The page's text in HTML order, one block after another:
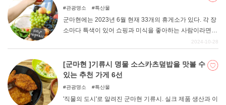
는 가게를 소개하니, 커피숍과 카페 탐방에 활용해보자.
관광명소 특산물
군마현에는 2023년 6월 현재 33개의 휴게소가 있다. 각 장
소마다 특색이 있어 쇼핑과 미식을 좋아하는 사람이라면
누구나 만족할 수 있을 것이다. 이번에는 그 중에서도 특히
함께 각각의 추천 맛집을 정리해본다.
2024-10-28
[군마현 ]기류시 명물 소스카츠덮밥을 맛볼 수
있는 추천 가게 6선
관광명소 특산물
'직물의 도시'로 알려진 군마현 기류시. 실크 제품 생산과 이